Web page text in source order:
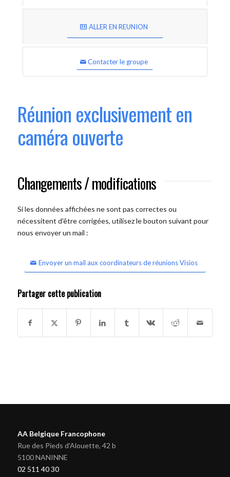
ALLER EN REUNION
Contacter le groupe
Réunion exclusivement en
caméra ouverte
Changements / modifications
Si les données affichées ne sont pas correctes ou
nécessitent d'être corrigées, utilisez le bouton suivant pour
nous envoyer un mail :
Envoyer un mail aux coordinateurs de réunions Visios
Partager cette publication
AA Belgique Francophone
Rue des Pieds d'Alouette, 42 b
5100 NANINNE
02 511 40 30